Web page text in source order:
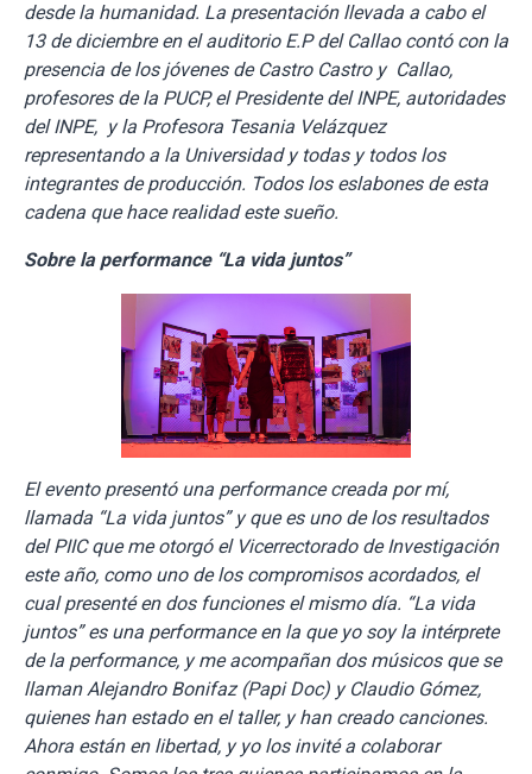
desde la humanidad. La presentación llevada a cabo el
13 de diciembre en el auditorio E.P del Callao contó con la
presencia de los jóvenes de Castro Castro y Callao,
profesores de la PUCP, el Presidente del INPE, autoridades
del INPE, y la Profesora Tesania Velázquez
representando a la Universidad y todas y todos los
integrantes de producción. Todos los eslabones de esta
cadena que hace realidad este sueño.
Sobre la performance “La vida juntos”
El evento presentó una performance creada por mí,
llamada “La vida juntos” y que es uno de los resultados
del PIIC que me otorgó el Vicerrectorado de Investigación
este año, como uno de los compromisos acordados, el
cual presenté en dos funciones el mismo día. “La vida
juntos” es una performance en la que yo soy la intérprete
de la performance, y me acompañan dos músicos que se
llaman Alejandro Bonifaz (Papi Doc) y Claudio Gómez,
quienes han estado en el taller, y han creado canciones.
Ahora están en libertad, y yo los invité a colaborar